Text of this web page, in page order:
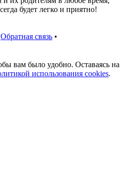
будет легко и приятно!
Обратная связь •
вам было удобно. Оставаясь на
использования cookies.